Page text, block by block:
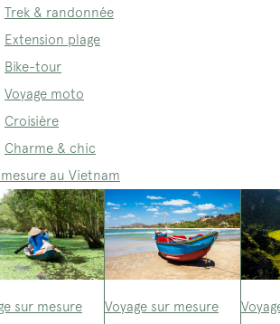
Trek & randonnée
Extension plage
Bike-tour
Voyage moto
Croisière
Charme & chic
au Vietnam
sur mesure
Voyage sur mesure